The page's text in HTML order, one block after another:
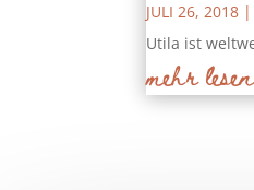
JULI 26, 2018 |
Utila ist
mehr lesen